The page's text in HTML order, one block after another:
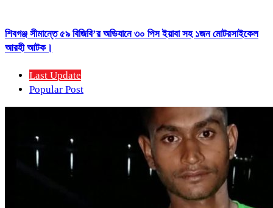
শিবগঞ্জ সীমান্তে ৫৯ বিজিবি’র অভিযানে ৩০ পিস ইয়াবা সহ ১জন মোটরসাইকেল
আরহী আটক।
Last Update
Popular Post